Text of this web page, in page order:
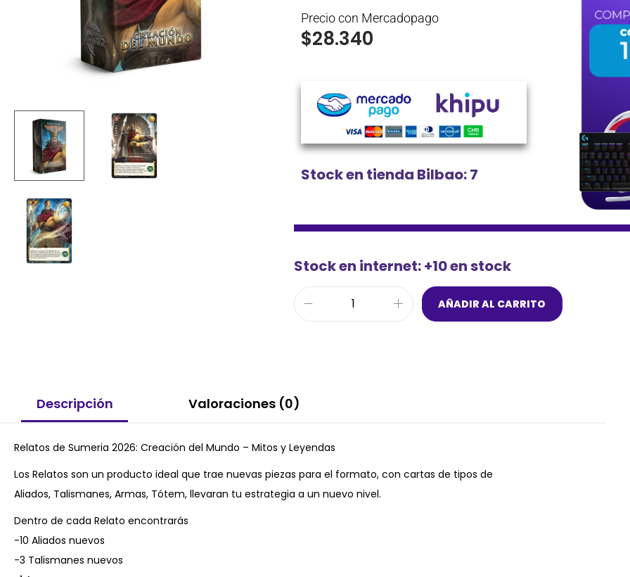
Precio con Mercadopago
$28.340
Stock en tienda Bilbao: 7
Stock en internet: +10 en stock
AÑADIR AL CARRITO
Descripción Valoraciones (0)
Relatos de Sumeria 2026: Creación del Mundo – Mitos y Leyendas
Los Relatos son un producto ideal que trae nuevas piezas para el formato, con cartas de tipos de
Aliados, Talismanes, Armas, Tótem, llevaran tu estrategia a un nuevo nivel.
Dentro de cada Relato encontrarás
-10 Aliados nuevos
-3 Talismanes nuevos